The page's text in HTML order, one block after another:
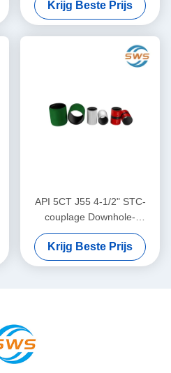
buiskoppelaar voor olie- en
gasproductie, gebruikt voor
buisverbinding op
middelgrote diepte voor olie-
en gasproductie en
afgrond
Krijg Beste Prijs
API 5CT J55 4-1/2" STC-
couplage Downhole-
boorgereedschap voor
Onshore-olie-
gasontwikkelingsprojecten,
Krijg Beste Prijs